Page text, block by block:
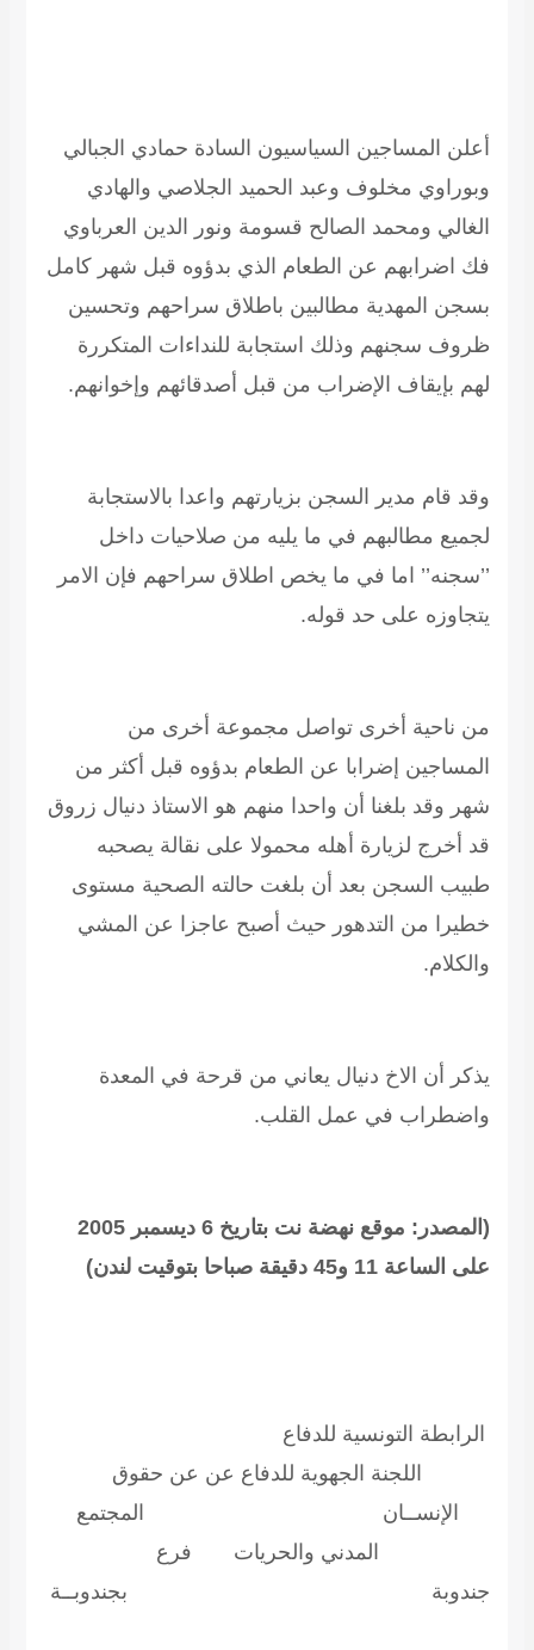
أعلن المساجين السياسيون السادة حمادي الجبالي
وبوراوي مخلوف وعبد الحميد الجلاصي والهادي
الغالي ومحمد الصالح قسومة ونور الدين العرباوي
فك اضرابهم عن الطعام الذي بدؤوه قبل شهر كامل
بسجن المهدية مطالبين باطلاق سراحهم وتحسين
ظروف سجنهم وذلك استجابة للنداءات المتكررة
لهم بإيقاف الإضراب من قبل أصدقائهم وإخوانهم.
وقد قام مدير السجن بزيارتهم واعدا بالاستجابة
لجميع مطالبهم في ما يليه من صلاحيات داخل
’’سجنه’’ اما في ما يخص اطلاق سراحهم فإن الامر
يتجاوزه على حد قوله.
من ناحية أخرى تواصل مجموعة أخرى من
المساجين إضرابا عن الطعام بدؤوه قبل أكثر من
شهر وقد بلغنا أن واحدا منهم هو الاستاذ دنيال زروق
قد أخرج لزيارة أهله محمولا على نقالة يصحبه
طبيب السجن بعد أن بلغت حالته الصحية مستوى
خطيرا من التدهور حيث أصبح عاجزا عن المشي
والكلام.
يذكر أن الاخ دنيال يعاني من قرحة في المعدة
واضطراب في عمل القلب.
(المصدر: موقع نهضة نت بتاريخ 6 ديسمبر 2005
على الساعة 11 و45 دقيقة صباحا بتوقيت لندن)
الرابطة التونسية للدفاع
اللجنة الجهوية للدفاع عن عن حقوق
الإنســان المجتمع
المدني والحريات فرع
جندوبة بجندوبــة